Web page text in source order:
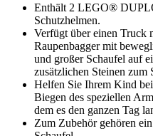
Enthält 2 LEGO®
Schutzhelmen.
Verfügt über einen Truck
Raupenbagger mit
und großer Schaufel auf
zusätzlichen Steinen zum
Helfen Sie Ihrem Kind
Biegen des speziellen
dem es den ganzen Tag
Zum Zubehör gehören